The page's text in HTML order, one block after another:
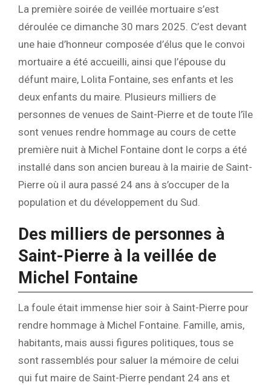
La première soirée de veillée mortuaire s’est
déroulée ce dimanche 30 mars 2025. C’est devant
une haie d’honneur composée d’élus que le convoi
mortuaire a été accueilli, ainsi que l’épouse du
défunt maire, Lolita Fontaine, ses enfants et les
deux enfants du maire. Plusieurs milliers de
personnes de venues de Saint-Pierre et de toute l’île
sont venues rendre hommage au cours de cette
première nuit à Michel Fontaine dont le corps a été
installé dans son ancien bureau à la mairie de Saint-
Pierre où il aura passé 24 ans à s’occuper de la
population et du développement du Sud.
Des milliers de personnes à
Saint-Pierre à la veillée de
Michel Fontaine
La foule était immense hier soir à Saint-Pierre pour
rendre hommage à Michel Fontaine. Famille, amis,
habitants, mais aussi figures politiques, tous se
sont rassemblés pour saluer la mémoire de celui
qui fut maire de Saint-Pierre pendant 24 ans et